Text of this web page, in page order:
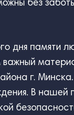
дня памяти
г.
В